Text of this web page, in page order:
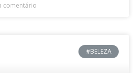
comentário
#BELEZA